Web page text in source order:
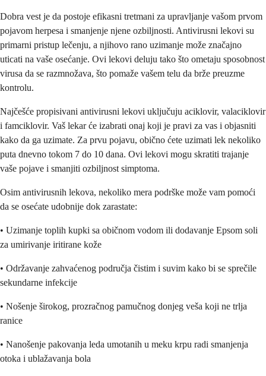
Dobra vest je da postoje efikasni tretmani za upravljanje vašom prvom
pojavom herpesa i smanjenje njene ozbiljnosti. Antivirusni lekovi su
primarni pristup lečenju, a njihovo rano uzimanje može značajno
uticati na vaše osećanje. Ovi lekovi deluju tako što ometaju sposobnost
virusa da se razmnožava, što pomaže vašem telu da brže preuzme
kontrolu.
Najčešće propisivani antivirusni lekovi uključuju aciklovir, valaciklovir
i famciklovir. Vaš lekar će izabrati onaj koji je pravi za vas i objasniti
kako da ga uzimate. Za prvu pojavu, obično ćete uzimati lek nekoliko
puta dnevno tokom 7 do 10 dana. Ovi lekovi mogu skratiti trajanje
vaše pojave i smanjiti ozbiljnost simptoma.
Osim antivirusnih lekova, nekoliko mera podrške može vam pomoći
da se osećate udobnije dok zarastate:
• Uzimanje toplih kupki sa običnom vodom ili dodavanje Epsom soli
za umirivanje iritirane kože
• Održavanje zahvaćenog područja čistim i suvim kako bi se sprečile
sekundarne infekcije
• Nošenje širokog, prozračnog pamučnog donjeg veša koji ne trlja
ranice
• Nanošenje pakovanja leda umotanih u meku krpu radi smanjenja
otoka i ublažavanja bola